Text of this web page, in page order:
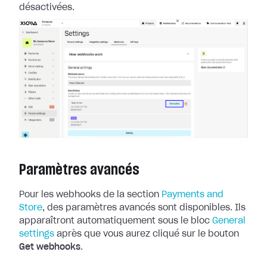
désactivées.
Paramètres avancés
Pour les webhooks de la section Payments and
Store, des paramètres avancés sont disponibles. Ils
apparaîtront automatiquement sous le bloc General
settings après que vous aurez cliqué sur le bouton
Get webhooks.